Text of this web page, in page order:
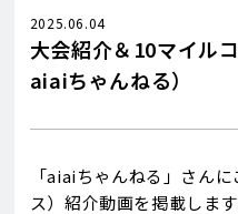
2025.06.04
大会紹介＆10マイル
aiaiちゃんねる）
「aiaiちゃんねる」さん
ス）紹介動画を掲載します